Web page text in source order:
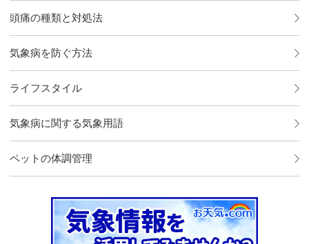
頭痛の種類と対処法
気象病を防ぐ方法
ライフスタイル
気象病に関する気象用語
ペットの体調管理